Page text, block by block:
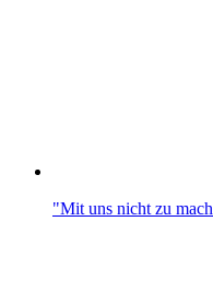
"Mit uns nicht zu